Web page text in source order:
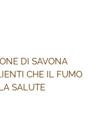
DI SAVONA
CHE IL FUMO
SALUTE